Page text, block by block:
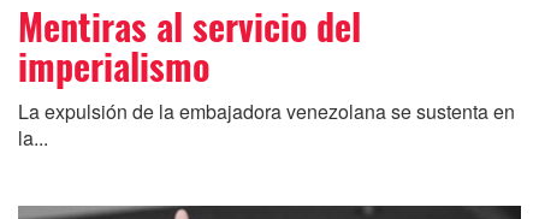
Mentiras al servicio del
imperialismo
La expulsión de la embajadora venezolana se sustenta en
la...